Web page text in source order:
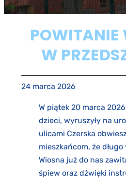
POWITANIE
W
24 marca 2026
W piątek 20 marca
dzieci, wyruszyły na
ulicami Czerska
mieszkańcom, że
Wiosna już do nas
śpiew oraz dźwięki